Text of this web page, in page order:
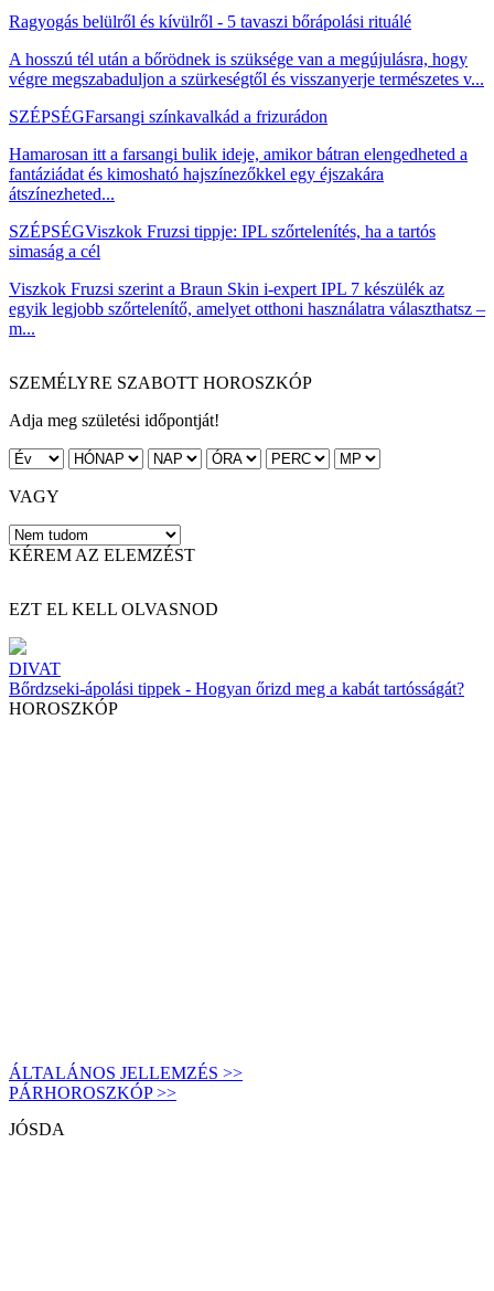
Ragyogás belülről és kívülről - 5 tavaszi bőrápolási rituálé
A hosszú tél után a bőrödnek is szüksége van a megújulásra, hogy
végre megszabaduljon a szürkeségtől és visszanyerje természetes v...
SZÉPSÉGFarsangi színkavalkád a frizurádon
Hamarosan itt a farsangi bulik ideje, amikor bátran elengedheted a
fantáziádat és kimosható hajszínezőkkel egy éjszakára
átszínezheted...
SZÉPSÉGViszkok Fruzsi tippje: IPL szőrtelenítés, ha a tartós
simaság a cél
Viszkok Fruzsi szerint a Braun Skin i-expert IPL 7 készülék az
egyik legjobb szőrtelenítő, amelyet otthoni használatra választhatsz –
m...
SZEMÉLYRE SZABOTT HOROSZKÓP
Adja meg születési időpontját!
VAGY
KÉREM AZ ELEMZÉST
EZT EL KELL OLVASNOD
DIVAT
Bőrdzseki-ápolási tippek - Hogyan őrizd meg a kabát tartósságát?
HOROSZKÓP
ÁLTALÁNOS JELLEMZÉS >>
PÁRHOROSZKÓP >>
JÓSDA